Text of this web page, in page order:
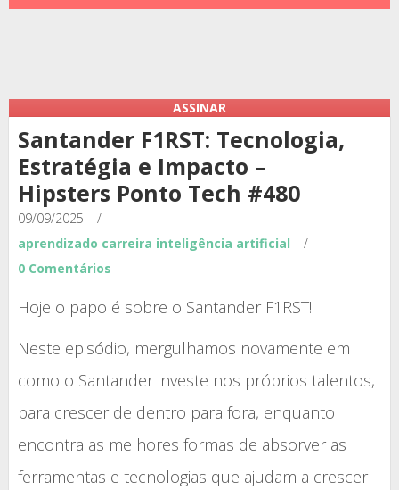
ASSINAR
Santander F1RST: Tecnologia,
Estratégia e Impacto –
Hipsters Ponto Tech #480
09/09/2025
/
aprendizado carreira inteligência artificial
/
0 Comentários
Hoje o papo é sobre o Santander F1RST!
Neste episódio, mergulhamos novamente em
como o Santander investe nos próprios talentos,
para crescer de dentro para fora, enquanto
encontra as melhores formas de absorver as
ferramentas e tecnologias que ajudam a crescer